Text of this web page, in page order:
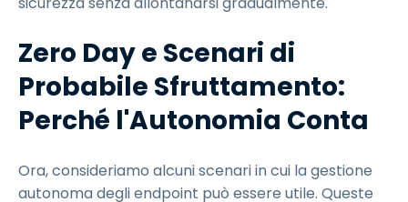
Zero Day e Scenari di
Probabile Sfruttamento:
Perché l'Autonomia Conta
Ora, consideriamo alcuni scenari in cui la gestione
autonoma degli endpoint può essere utile. Queste